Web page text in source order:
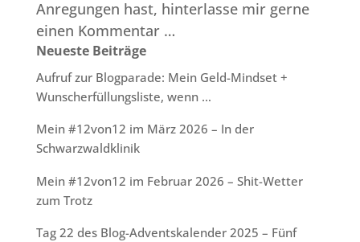
Anregungen hast, hinterlasse mir gerne
einen Kommentar …
Neueste Beiträge
Aufruf zur Blogparade: Mein Geld-Mindset +
Wunscherfüllungsliste, wenn …
Mein #12von12 im März 2026 – In der
Schwarzwaldklinik
Mein #12von12 im Februar 2026 – Shit-Wetter
zum Trotz
Tag 22 des Blog-Adventskalender 2025 – Fünf